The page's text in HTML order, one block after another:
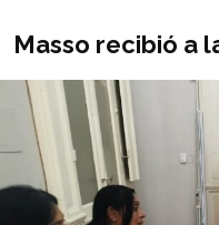
Masso recibió a